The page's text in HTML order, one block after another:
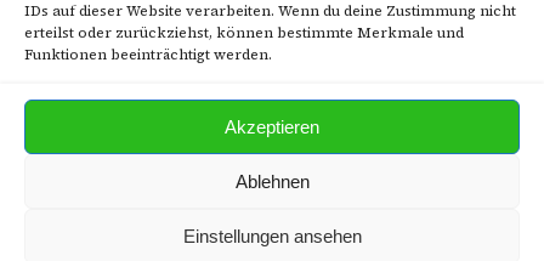
IDs auf dieser Website verarbeiten. Wenn du deine Zustimmung nicht
erteilst oder zurückziehst, können bestimmte Merkmale und
Funktionen beeinträchtigt werden.
Akzeptieren
Ablehnen
Einstellungen ansehen
ARCHIV
Archiv
für Marzahn-Hellersdorf.